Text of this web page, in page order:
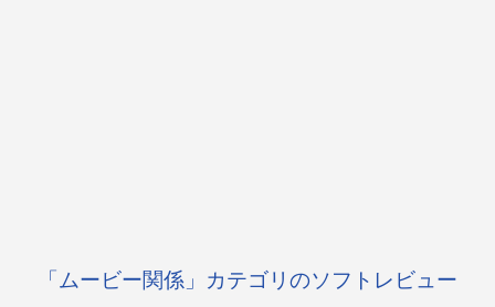
「ムービー関係」カテゴリのソフトレビュー